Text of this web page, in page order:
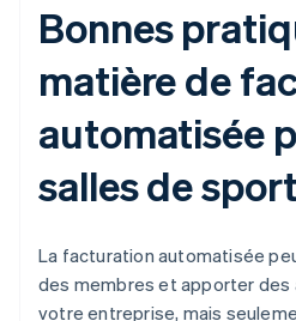
Bonnes
matière de
automatisée
salles de sport
La facturation automatisée
des membres et apporter des
votre entreprise, mais